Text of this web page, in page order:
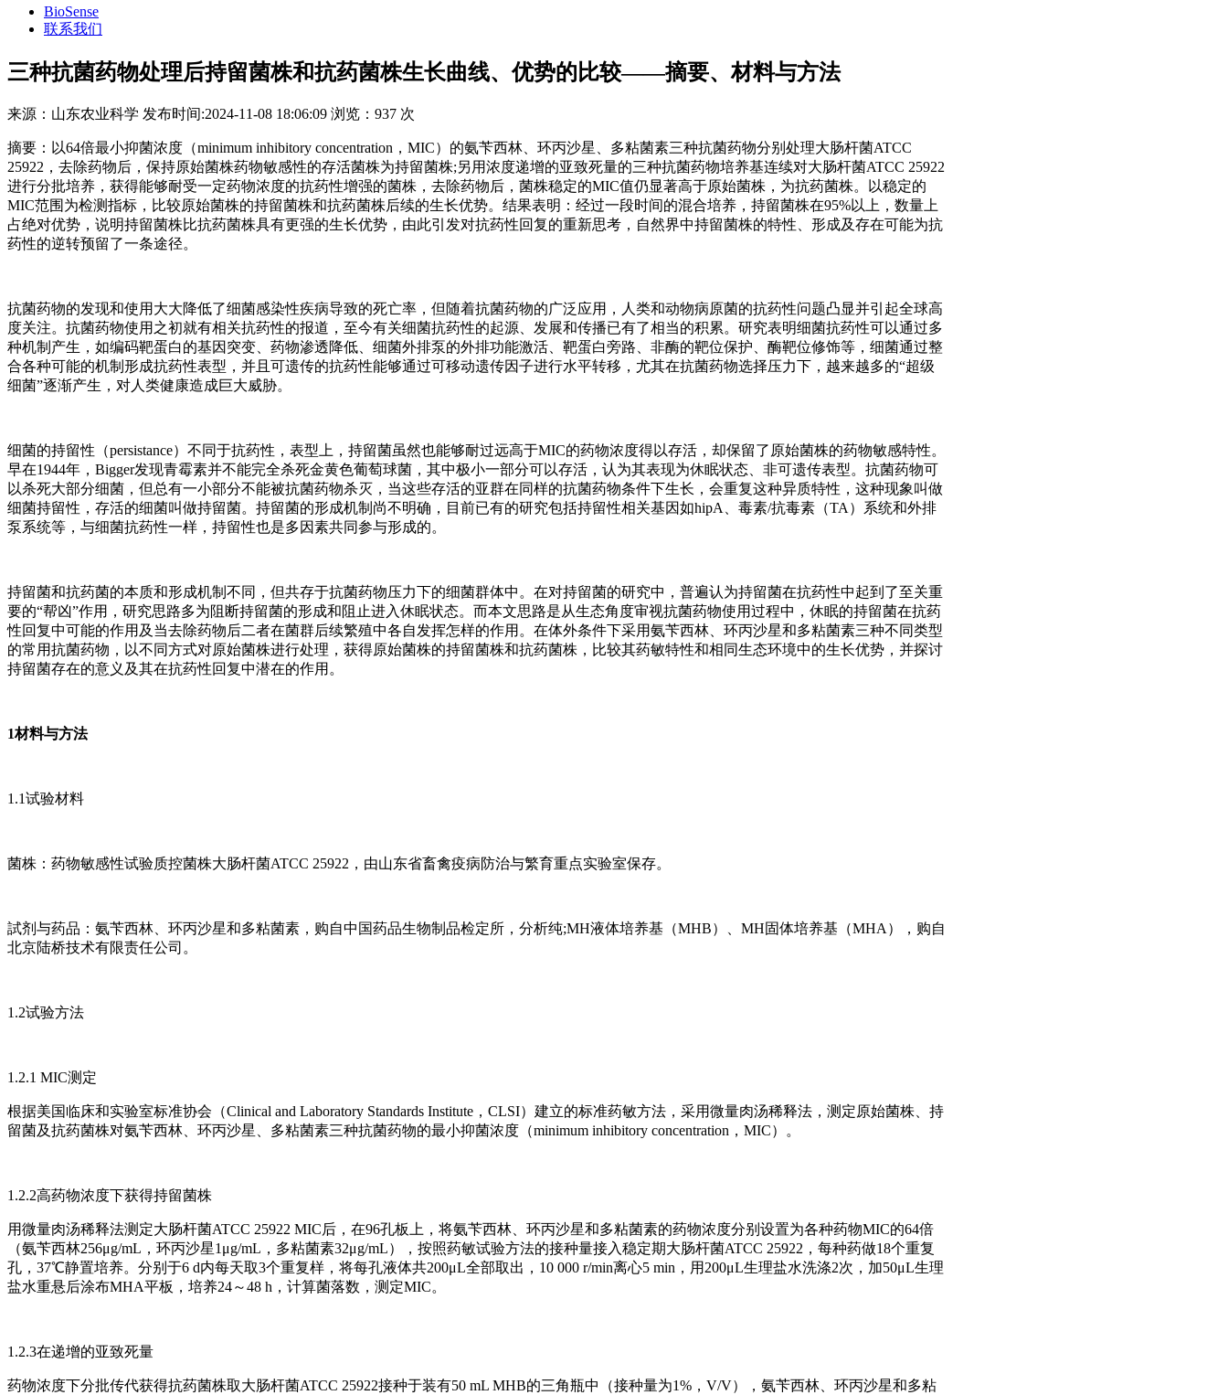
BioSense
联系我们
三种抗菌药物处理后持留菌株和抗药菌株生长曲线、优势的比较——摘要、材料与方法
来源： 山东农业科学 发布时间:2024-11-08 18:06:09 浏览： 937 次
摘要：以64倍最小抑菌浓度（minimum inhibitory concentration，MIC）的氨苄西林、环丙沙星、多粘菌素三种抗菌药物分别处理大肠杆菌ATCC
25922，去除药物后，保持原始菌株药物敏感性的存活菌株为持留菌株;另用浓度递增的亚致死量的三种抗菌药物培养基连续对大肠杆菌ATCC 25922
进行分批培养，获得能够耐受一定药物浓度的抗药性增强的菌株，去除药物后，菌株稳定的MIC值仍显著高于原始菌株，为抗药菌株。以稳定的
MIC范围为检测指标，比较原始菌株的持留菌株和抗药菌株后续的生长优势。结果表明：经过一段时间的混合培养，持留菌株在95%以上，数量上
占绝对优势，说明持留菌株比抗药菌株具有更强的生长优势，由此引发对抗药性回复的重新思考，自然界中持留菌株的特性、形成及存在可能为抗
药性的逆转预留了一条途径。
抗菌药物的发现和使用大大降低了细菌感染性疾病导致的死亡率，但随着抗菌药物的广泛应用，人类和动物病原菌的抗药性问题凸显并引起全球高
度关注。抗菌药物使用之初就有相关抗药性的报道，至今有关细菌抗药性的起源、发展和传播已有了相当的积累。研究表明细菌抗药性可以通过多
种机制产生，如编码靶蛋白的基因突变、药物渗透降低、细菌外排泵的外排功能激活、靶蛋白旁路、非酶的靶位保护、酶靶位修饰等，细菌通过整
合各种可能的机制形成抗药性表型，并且可遗传的抗药性能够通过可移动遗传因子进行水平转移，尤其在抗菌药物选择压力下，越来越多的“超级
细菌”逐渐产生，对人类健康造成巨大威胁。
细菌的持留性（persistance）不同于抗药性，表型上，持留菌虽然也能够耐过远高于MIC的药物浓度得以存活，却保留了原始菌株的药物敏感特性。
早在1944年，Bigger发现青霉素并不能完全杀死金黄色葡萄球菌，其中极小一部分可以存活，认为其表现为休眠状态、非可遗传表型。抗菌药物可
以杀死大部分细菌，但总有一小部分不能被抗菌药物杀灭，当这些存活的亚群在同样的抗菌药物条件下生长，会重复这种异质特性，这种现象叫做
细菌持留性，存活的细菌叫做持留菌。持留菌的形成机制尚不明确，目前已有的研究包括持留性相关基因如hipA、毒素/抗毒素（TA）系统和外排
泵系统等，与细菌抗药性一样，持留性也是多因素共同参与形成的。
持留菌和抗药菌的本质和形成机制不同，但共存于抗菌药物压力下的细菌群体中。在对持留菌的研究中，普遍认为持留菌在抗药性中起到了至关重
要的“帮凶”作用，研究思路多为阻断持留菌的形成和阻止进入休眠状态。而本文思路是从生态角度审视抗菌药物使用过程中，休眠的持留菌在抗药
性回复中可能的作用及当去除药物后二者在菌群后续繁殖中各自发挥怎样的作用。在体外条件下采用氨苄西林、环丙沙星和多粘菌素三种不同类型
的常用抗菌药物，以不同方式对原始菌株进行处理，获得原始菌株的持留菌株和抗药菌株，比较其药敏特性和相同生态环境中的生长优势，并探讨
持留菌存在的意义及其在抗药性回复中潜在的作用。
1材料与方法
1.1试验材料
菌株：药物敏感性试验质控菌株大肠杆菌ATCC 25922，由山东省畜禽疫病防治与繁育重点实验室保存。
試剂与药品：氨苄西林、环丙沙星和多粘菌素，购自中国药品生物制品检定所，分析纯;MH液体培养基（MHB）、MH固体培养基（MHA），购自
北京陆桥技术有限责任公司。
1.2试验方法
1.2.1 MIC测定
根据美国临床和实验室标准协会（Clinical and Laboratory Standards Institute，CLSI）建立的标准药敏方法，采用微量肉汤稀释法，测定原始菌株、持
留菌及抗药菌株对氨苄西林、环丙沙星、多粘菌素三种抗菌药物的最小抑菌浓度（minimum inhibitory concentration，MIC）。
1.2.2高药物浓度下获得持留菌株
用微量肉汤稀释法测定大肠杆菌ATCC 25922 MIC后，在96孔板上，将氨苄西林、环丙沙星和多粘菌素的药物浓度分别设置为各种药物MIC的64倍
（氨苄西林256μg/mL，环丙沙星1μg/mL，多粘菌素32μg/mL），按照药敏试验方法的接种量接入稳定期大肠杆菌ATCC 25922，每种药做18个重复
孔，37℃静置培养。分别于6 d内每天取3个重复样，将每孔液体共200μL全部取出，10 000 r/min离心5 min，用200μL生理盐水洗涤2次，加50μL生理
盐水重悬后涂布MHA平板，培养24～48 h，计算菌落数，测定MIC。
1.2.3在递增的亚致死量
药物浓度下分批传代获得抗药菌株取大肠杆菌ATCC 25922接种于装有50 mL MHB的三角瓶中（接种量为1%，V/V），氨苄西林、环丙沙星和多粘